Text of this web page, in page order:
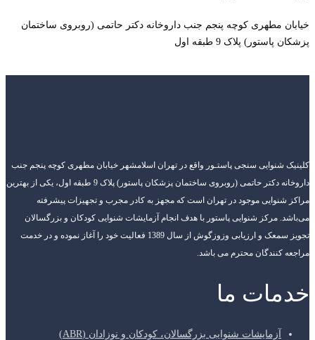
خیابان مطهری کوچه پنجم جنب داروخانه دکتر حاتمی (روبروی ساختمان
پزشکان پاستور) پلاک 9 طبقه اول
کلینیک شنوایی سنجی پاستـور واقع در تهران اسلامشهر خیابان مطهری کوچه پنجم جنب
داروخانه دکتر حاتمی (روبروی ساختمان پزشکان پاستور) پلاک 9 طبقه اول، یکی از بهترین
مراکز شنوایی موجود در تهران است که مجهز به کادر مجرب و تجهیزات پیشرفته
می‌باشد. مرکز شنوایی پاستور با هدف انجام آزمایشات شنوایی کودکان و بزرگسالان
تجویز سمعک و ارزیابی وزوزگوش از سال 1389 فعالیت خود را آغاز نموده و در خدمت
مراجعه کنندگان محترم می باشد.
خدمات ما
آزمایشات شنوایی بزرگسالان، کودکان و نوزادان (ABR)